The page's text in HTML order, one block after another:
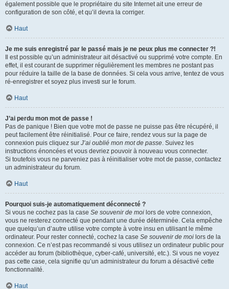
également possible que le propriétaire du site Internet ait une erreur de
configuration de son côté, et qu’il devra la corriger.
Haut
Je me suis enregistré par le passé mais je ne peux plus me connecter ?!
Il est possible qu’un administrateur ait désactivé ou supprimé votre compte. En
effet, il est courant de supprimer régulièrement les membres ne postant pas
pour réduire la taille de la base de données. Si cela vous arrive, tentez de vous
ré-enregistrer et soyez plus investi sur le forum.
Haut
J’ai perdu mon mot de passe !
Pas de panique ! Bien que votre mot de passe ne puisse pas être récupéré, il
peut facilement être réinitialisé. Pour ce faire, rendez vous sur la page de
connexion puis cliquez sur J’ai oublié mon mot de passe. Suivez les
instructions énoncées et vous devriez pouvoir à nouveau vous connecter.
Si toutefois vous ne parveniez pas à réinitialiser votre mot de passe, contactez
un administrateur du forum.
Haut
Pourquoi suis-je automatiquement déconnecté ?
Si vous ne cochez pas la case Se souvenir de moi lors de votre connexion,
vous ne resterez connecté que pendant une durée déterminée. Cela empêche
que quelqu’un d’autre utilise votre compte à votre insu en utilisant le même
ordinateur. Pour rester connecté, cochez la case Se souvenir de moi lors de la
connexion. Ce n’est pas recommandé si vous utilisez un ordinateur public pour
accéder au forum (bibliothèque, cyber-café, université, etc.). Si vous ne voyez
pas cette case, cela signifie qu’un administrateur du forum a désactivé cette
fonctionnalité.
Haut